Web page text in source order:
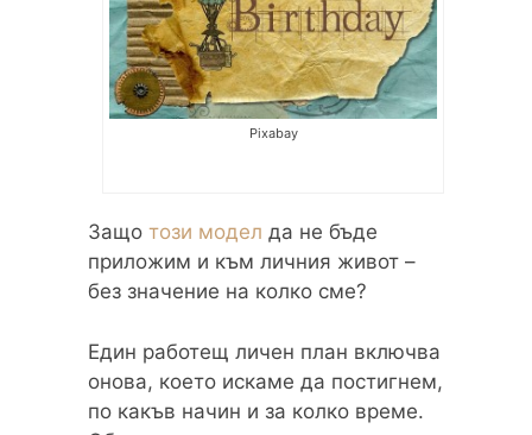
Pixabay
Защо този модел да не бъде
приложим и към личния живот –
без значение на колко сме?
Един работещ личен план включва
онова, което искаме да постигнем,
по какъв начин и за колко време.